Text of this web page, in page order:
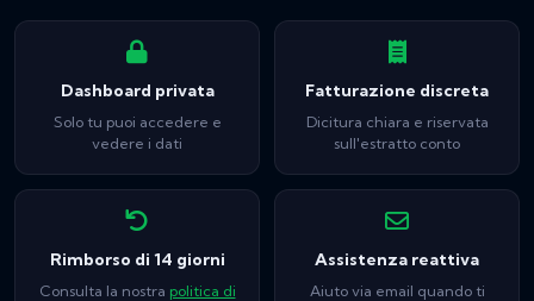
Dashboard privata
Solo tu puoi accedere e
vedere i dati
Fatturazione discreta
Dicitura chiara e riservata
sull'estratto conto
Rimborso di 14 giorni
Consulta la nostra politica di
Assistenza reattiva
Aiuto via email quando ti